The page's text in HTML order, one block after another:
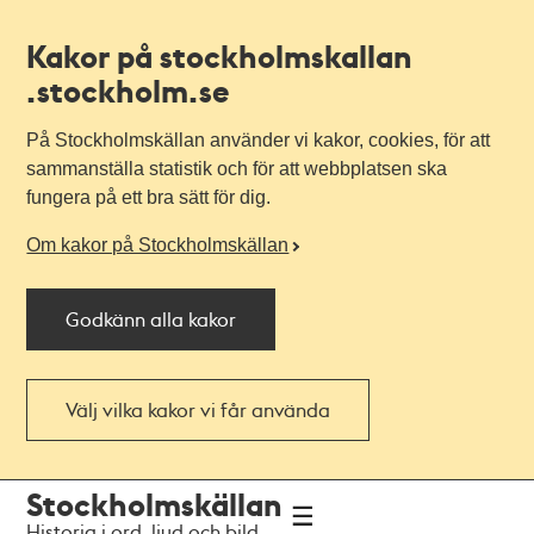
Kakor på stockholmskallan
.stockholm.se
På Stockholmskällan använder vi kakor, cookies, för att
sammanställa statistik och för att webbplatsen ska
fungera på ett bra sätt för dig.
Om kakor på Stockholmskällan
Godkänn alla kakor
Välj vilka kakor vi får använda
navigationen
huvudinnehållet
Stockholmskällan